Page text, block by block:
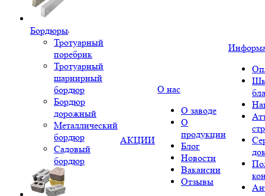
Бордюры
Тротуарный
поребрик
Тротуарный
шарнирный
бордюр
Бордюр
дорожный
Металлический
бордюр
Садовый
бордюр
АКЦИИ
О нас
О заводе
О
продукции
Блог
Новости
Вакансии
Отзывы